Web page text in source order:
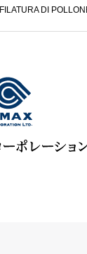
FILATURA DI